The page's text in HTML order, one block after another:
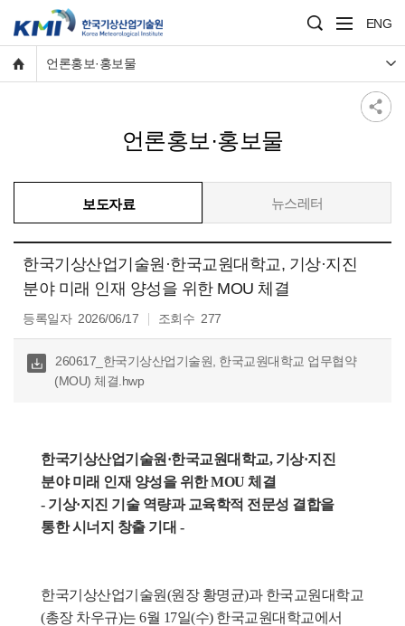
ENG
언론홍보·홍보물
언론홍보·홍보물
보도자료 뉴스레터
한국기상산업기술원·한국교원대학교, 기상·지진
분야 미래 인재 양성을 위한 MOU 체결
등록일자 2026/06/17 조회수 277
다운
로
드
260617_한국기상산업기술원, 한국교원대학교 업무협약
(MOU) 체결.hwp
한국기상산업기술원·한국교원대학교, 기상·지진
분야 미래 인재 양성을 위한 MOU 체결
- 기상·지진 기술 역량과 교육학적 전문성 결합을
통한 시너지 창출 기대 -
한국기상산업기술원(원장 황명균)과 한국교원대학교
(총장 차우규)는 6월 17일(수) 한국교원대학교에서